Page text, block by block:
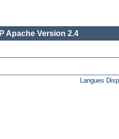
Apache Version 2.4
Langues